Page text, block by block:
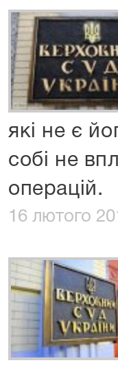
які не є
собі не
операцій.
16 лютого